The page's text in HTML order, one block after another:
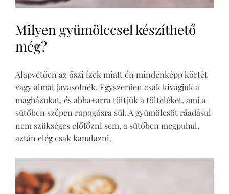
Milyen gyümölccsel készíthető
még?
Alapvetően az őszi ízek miatt én mindenképp körtét
vagy almát javasolnék. Egyszerűen csak kivágjuk a
magházukat, és abba+arra töltjük a tölteléket, ami a
sütőben szépen ropogósra sül. A gyümölcsöt ráadásul
nem szükséges előfőzni sem, a sütőben megpuhul,
aztán elég csak kanalazni.